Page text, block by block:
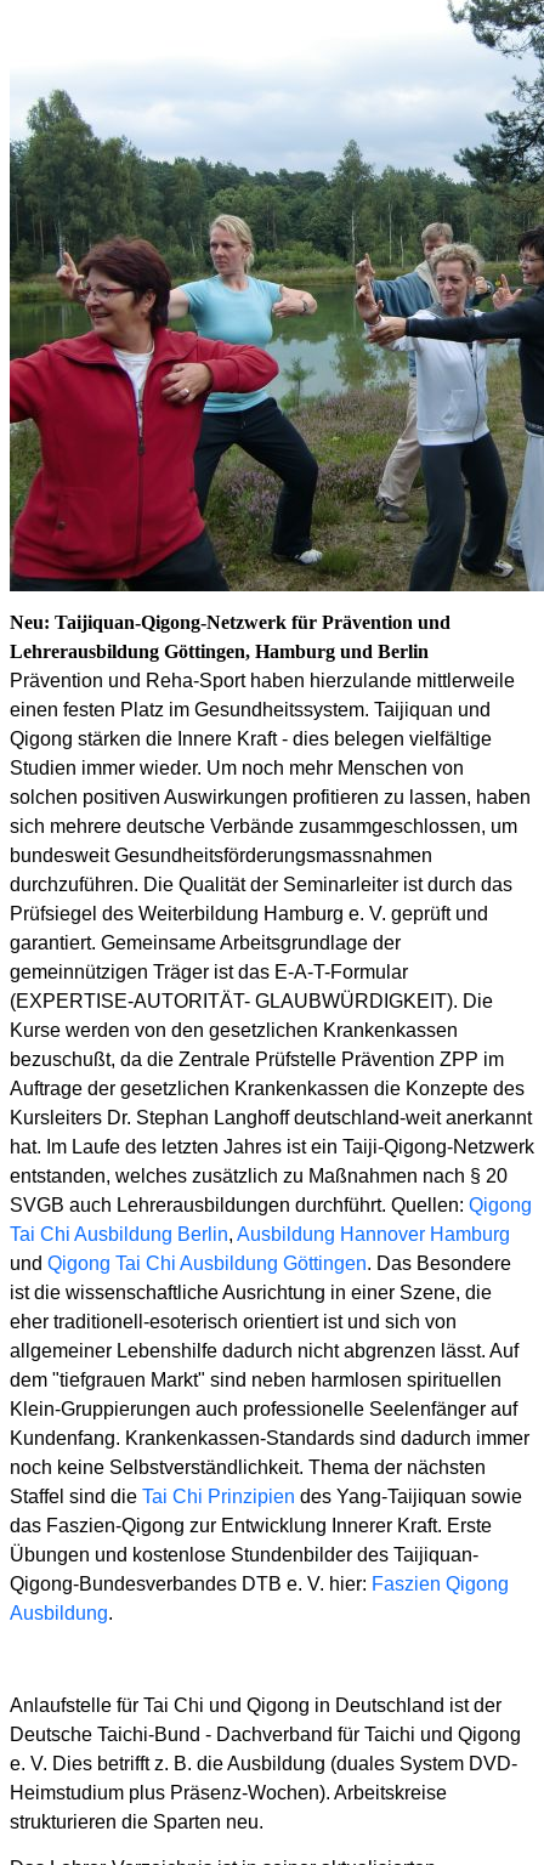
Neu: Taijiquan-Qigong-Netzwerk für Prävention und
Lehrerausbildung Göttingen, Hamburg und Berlin
Prävention und Reha-Sport haben hierzulande mittlerweile
einen festen Platz im Gesundheitssystem. Taijiquan und
Qigong stärken die Innere Kraft - dies belegen vielfältige
Studien immer wieder. Um noch mehr Menschen von
solchen positiven Auswirkungen profitieren zu lassen, haben
sich mehrere deutsche Verbände zusammgeschlossen, um
bundesweit Gesundheitsförderungsmassnahmen
durchzuführen. Die Qualität der Seminarleiter ist durch das
Prüfsiegel des Weiterbildung Hamburg e. V. geprüft und
garantiert. Gemeinsame Arbeitsgrundlage der
gemeinnützigen Träger ist das E-A-T-Formular
(EXPERTISE-AUTORITÄT- GLAUBWÜRDIGKEIT). Die
Kurse werden von den gesetzlichen Krankenkassen
bezuschußt, da die Zentrale Prüfstelle Prävention ZPP im
Auftrage der gesetzlichen Krankenkassen die Konzepte des
Kursleiters Dr. Stephan Langhoff deutschland-weit anerkannt
hat. Im Laufe des letzten Jahres ist ein Taiji-Qigong-Netzwerk
entstanden, welches zusätzlich zu Maßnahmen nach § 20
SVGB auch Lehrerausbildungen durchführt. Quellen: Qigong
Tai Chi Ausbildung Berlin, Ausbildung Hannover Hamburg
und Qigong Tai Chi Ausbildung Göttingen. Das Besondere
ist die wissenschaftliche Ausrichtung in einer Szene, die
eher traditionell-esoterisch orientiert ist und sich von
allgemeiner Lebenshilfe dadurch nicht abgrenzen lässt. Auf
dem "tiefgrauen Markt" sind neben harmlosen spirituellen
Klein-Gruppierungen auch professionelle Seelenfänger auf
Kundenfang. Krankenkassen-Standards sind dadurch immer
noch keine Selbstverständlichkeit. Thema der nächsten
Staffel sind die Tai Chi Prinzipien des Yang-Taijiquan sowie
das Faszien-Qigong zur Entwicklung Innerer Kraft. Erste
Übungen und kostenlose Stundenbilder des Taijiquan-
Qigong-Bundesverbandes DTB e. V. hier: Faszien Qigong
Ausbildung.
Anlaufstelle für Tai Chi und Qigong in Deutschland ist der
Deutsche Taichi-Bund - Dachverband für Taichi und Qigong
e. V. Dies betrifft z. B. die Ausbildung (duales System DVD-
Heimstudium plus Präsenz-Wochen). Arbeitskreise
strukturieren die Sparten neu.